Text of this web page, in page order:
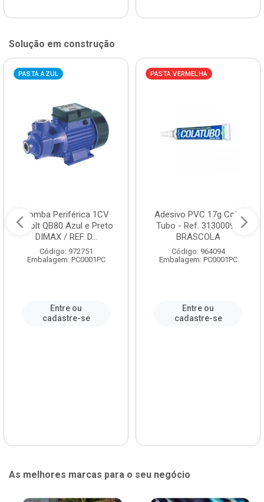
Solução em construção
PASTA AZUL
Bomba Periférica 1CV
Bivolt QB80 Azul e Preto
DIMAX / REF. D...
Código: 972751
Embalagem: PC0001PC
Entre ou
cadastre-se
PASTA VERMELHA
Adesivo PVC 17g Cola
Tubo - Ref. 3130009 -
BRASCOLA
Código: 964094
Embalagem: PC0001PC
Entre ou
cadastre-se
As melhores marcas para o seu negócio